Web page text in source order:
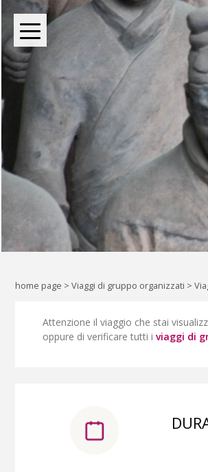
BOUTIQUE TOUR OPERATOR
Oltre le rotte
Liberi di
home page > Viaggi di gruppo organizzati >
Attenzione il viaggio che stai
oppure di verificare tutti i viaggi di